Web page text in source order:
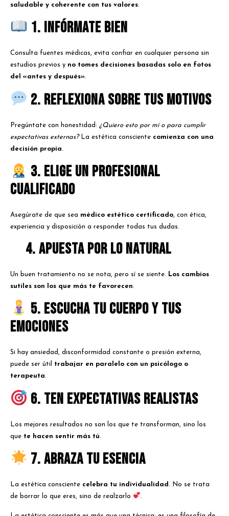
saludable y coherente con tus valores:
1. Infórmate bien
Consulta fuentes médicas, evita confiar en cualquier persona sin
estudios previos y no tomes decisiones basadas solo en fotos
del «antes y después».
2. Reflexiona sobre tus motivos
Pregúntate con honestidad: ¿Quiero esto por mí o para cumplir
expectativas externas?La estética consciente comienza con una
decisión propia
3. Elige un profesional
cualificado
Asegúrate de que sea médico estético certificado, con ética,
experiencia y disposición a responder todas tus dudas.
4. Apuesta por lo natural
Un buen tratamiento no se nota, pero sí se siente. Los cambios
sutiles son los que más te favorecen.
5. Escucha tu cuerpo y tus
emociones
Si hay ansiedad, disconformidad constante o presión externa,
puede ser útil trabajar en paralelo con un psicólogo o
terapeuta.
6. Ten expectativas realistas
Los mejores resultados no son los que te transforman, sino los
que te hacen sentir más tú.
7. Abraza tu esencia
La estética consciente celebra tu individualidad . No se trata
de borrar lo que eres, sino de realzarlo
.